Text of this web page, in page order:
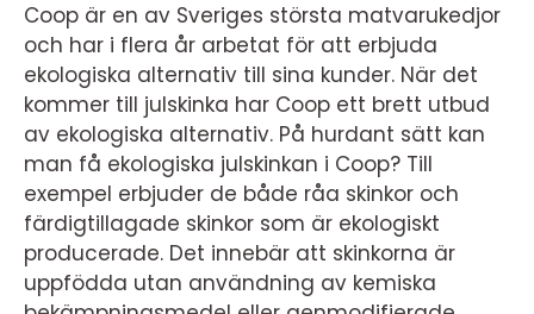
Coop är en av Sveriges största matvarukedjor
och har i flera år arbetat för att erbjuda
ekologiska alternativ till sina kunder. När det
kommer till julskinka har Coop ett brett utbud
av ekologiska alternativ. På hurdant sätt kan
man få ekologiska julskinkan i Coop? Till
exempel erbjuder de både råa skinkor och
färdigtillagade skinkor som är ekologiskt
producerade. Det innebär att skinkorna är
uppfödda utan användning av kemiska